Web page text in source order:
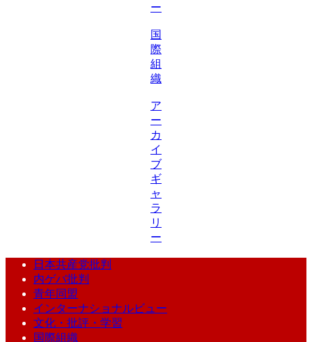
ー
国
際
組
織
ア
ー
カ
イ
ブ
ギ
ャ
ラ
リ
ー
日本共産党批判
内ゲバ批判
青年同盟
インターナショナルビュー
文化・批評・学習
国際組織